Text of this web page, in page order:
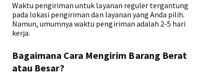
Waktu pengiriman untuk layanan reguler tergantung
pada lokasi pengiriman dan layanan yang Anda pilih.
Namun, umumnya waktu pengiriman adalah 2-5 hari
kerja.
Bagaimana Cara Mengirim Barang Berat
atau Besar?